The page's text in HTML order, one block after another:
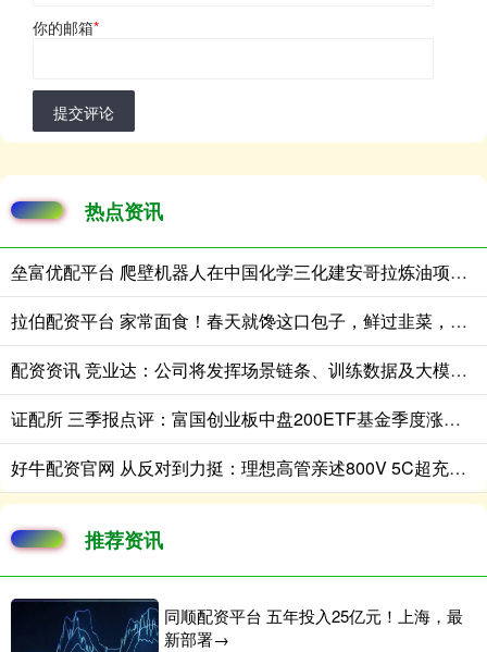
你的邮箱*
提交评论
热点资讯
垒富优配平台 爬壁机器人在中国化学三化建安哥拉炼油项目完成实战演练
拉伯配资平台 家常面食！春天就馋这口包子，鲜过韭菜，清爽鲜香，鲜到停不了嘴
配资资讯 竞业达：公司将发挥场景链条、训练数据及大模型技术优势，把握市场机遇
证配所 三季报点评：富国创业板中盘200ETF基金季度涨幅15.24%
好牛配资官网 从反对到力挺：理想高管亲述800V 5C超充如何成大电池增程车幸福标配
推荐资讯
同顺配资平台 五年投入25亿元！上海，最
新部署→